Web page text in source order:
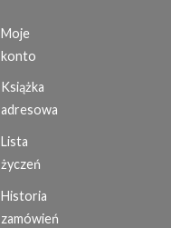
Moje
konto
Książka
adresowa
Lista
życzeń
Historia
zamówień